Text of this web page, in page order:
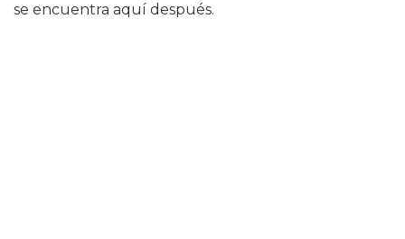
se encuentra aquí después.